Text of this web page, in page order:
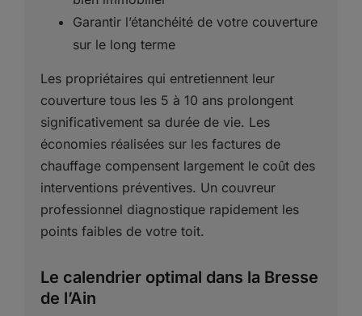
Garantir l’étanchéité de votre couverture
sur le long terme
Les propriétaires qui entretiennent leur
couverture tous les 5 à 10 ans prolongent
significativement sa durée de vie. Les
économies réalisées sur les factures de
chauffage compensent largement le coût des
interventions préventives. Un couvreur
professionnel diagnostique rapidement les
points faibles de votre toit.
Le calendrier optimal dans la Bresse
de l’Ain